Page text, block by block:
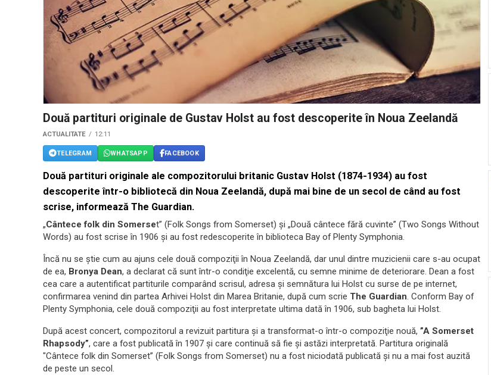
Două partituri originale de Gustav Holst au fost descoperite în Noua Zeelandă
ACTUALITATE 12:11
TELEGRAM WHATSAPP FACEBOOK
Două partituri originale ale compozitorului britanic Gustav Holst (1874-1934) au fost
descoperite într-o bibliotecă din Noua Zeelandă, după mai bine de un secol de când au fost
scrise, informează The Guardian.
„Cântece folk din Somerset” (Folk Songs from Somerset) şi „Două cântece fără cuvinte” (Two Songs Without
Words) au fost scrise în 1906 şi au fost redescoperite în biblioteca Bay of Plenty Symphonia.
Încă nu se ştie cum au ajuns cele două compoziţii în Noua Zeelandă, dar unul dintre muzicienii care s-au ocupat
de ea, Bronya Dean, a declarat că sunt într-o condiţie excelentă, cu semne minime de deteriorare. Dean a fost
cea care a autentificat partiturile comparând scrisul, adresa şi semnătura lui Holst cu surse de pe internet,
confirmarea venind din partea Arhivei Holst din Marea Britanie, după cum scrie The Guardian. Conform Bay of
Plenty Symphonia, cele două compoziţii au fost interpretate ultima dată în 1906, sub bagheta lui Holst.
După acest concert, compozitorul a revizuit partitura şi a transformat-o într-o compoziţie nouă, ”A Somerset
Rhapsody”, care a fost publicată în 1907 şi care continuă să fie şi astăzi interpretată. Partitura originală
"Cântece folk din Somerset” (Folk Songs from Somerset) nu a fost niciodată publicată şi nu a mai fost auzită
de peste un secol.